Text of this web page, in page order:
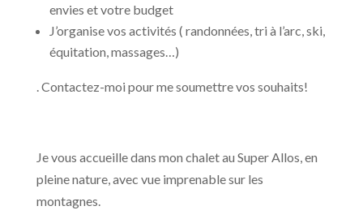
envies et votre budget
J’organise vos activités ( randonnées, tri à l’arc, ski,
équitation, massages…)
. Contactez-moi pour me soumettre vos souhaits!
Je vous accueille dans mon chalet au Super Allos, en
pleine nature, avec vue imprenable sur les
montagnes.